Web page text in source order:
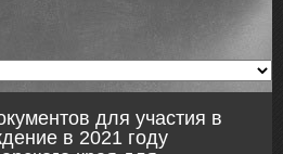
для участия в
в 2021 году